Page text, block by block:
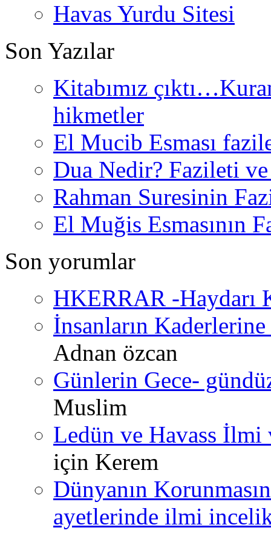
Havas Yurdu Sitesi
Son Yazılar
Kitabımız
hikmetler
El Mucib Esması
Dua Nedir? Fazileti
Rahman Suresinin
El Muğis Esmasının
Son yorumlar
HKERRAR -Haydarı
İnsanların
Adnan özcan
Günlerin Gece-
Muslim
Ledün ve Havass İlmi
için Kerem
Dünyanın
ayetlerinde ilmi